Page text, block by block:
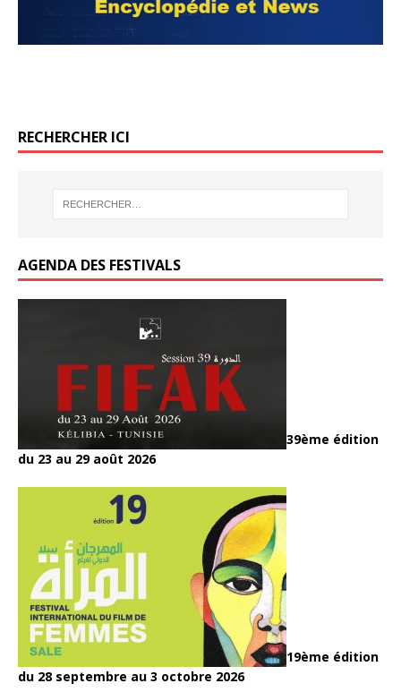
k
RECHERCHER ICI
AGENDA DES FESTIVALS
39ème édition
du 23 au 29 août 2026
19ème édition
du 28 septembre au 3 octobre 2026